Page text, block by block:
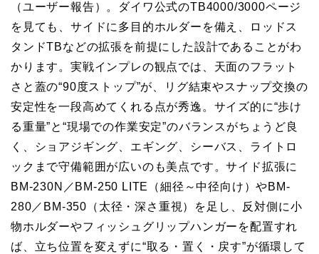
（ユーザー報告）。ダイワ公式のTB4000/3000ページ
を見ても、サイドに多目的ホルダーを備え、ロッドス
タンドTBなどの拡張を前提にした設計であることがわ
かります。実戦インプレの観点では、天面のフラット
さと蓋の“90度ストップ”が、リグ結束やスナップ交換の
安定性を一段高めてくれる点が秀逸。サイズ的に“歩け
る重量”と“現場での作業安定”のバランスがちょうど良
く、ショアジギング、エギング、シーバス、ライトロ
ックまで守備範囲が広いのも美点です。サイド拡張に
BM-230N／BM-250 LITE（細径～中径向け）やBM-
280／BM-350（太径・深さ重視）を足し、反対側に小
物ホルダーやフィッシュグリップハンガーを配置すれ
ば、立ち位置を変えずに“取る・置く・戻す”が循環して